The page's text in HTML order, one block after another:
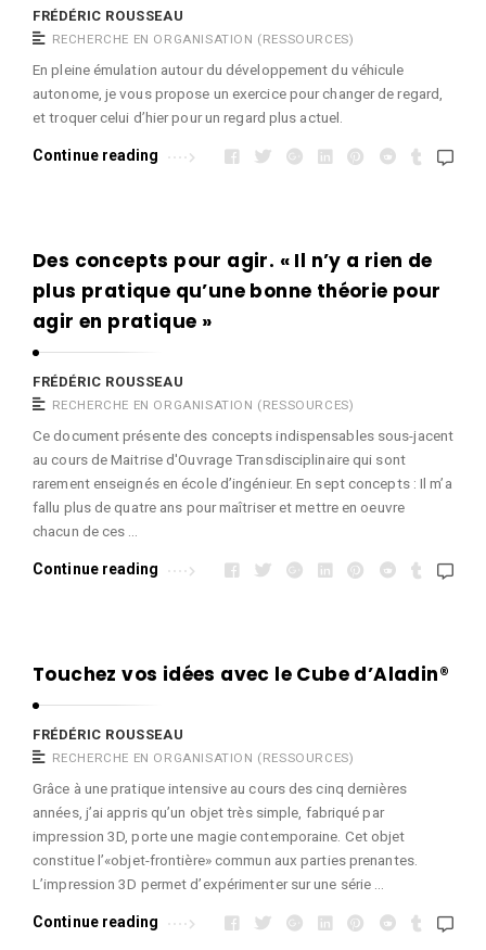
FRÉDÉRIC ROUSSEAU
RECHERCHE EN ORGANISATION (RESSOURCES)
En pleine émulation autour du développement du véhicule
autonome, je vous propose un exercice pour changer de regard,
et troquer celui d’hier pour un regard plus actuel.
Continue reading
Des concepts pour agir. « Il n’y a rien de
plus pratique qu’une bonne théorie pour
agir en pratique »
FRÉDÉRIC ROUSSEAU
RECHERCHE EN ORGANISATION (RESSOURCES)
Ce document présente des concepts indispensables sous-jacent
au cours de Maitrise d'Ouvrage Transdisciplinaire qui sont
rarement enseignés en école d’ingénieur. En sept concepts : Il m’a
fallu plus de quatre ans pour maîtriser et mettre en oeuvre
chacun de ces …
Continue reading
Touchez vos idées avec le Cube d’Aladin®
FRÉDÉRIC ROUSSEAU
RECHERCHE EN ORGANISATION (RESSOURCES)
Grâce à une pratique intensive au cours des cinq dernières
années, j’ai appris qu’un objet très simple, fabriqué par
impression 3D, porte une magie contemporaine. Cet objet
constitue l’«objet-frontière» commun aux parties prenantes.
L’impression 3D permet d’expérimenter sur une série …
Continue reading